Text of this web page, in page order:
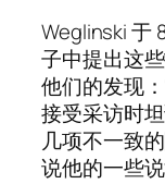
Weglinski 于
子中提出这些
他们的发现
接受采访时
几项不一致
说他的一些